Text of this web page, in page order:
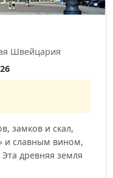
Швейцария
замков и скал,
и славным вином,
древняя земля